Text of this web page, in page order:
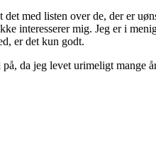
med listen over de, der er
interesserer mig. Jeg er i
er det kun godt.
da jeg levet urimeligt mange